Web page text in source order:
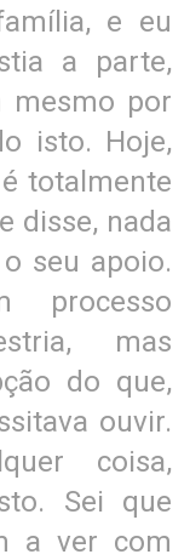
e eu
a parte,
mesmo por
isto. Hoje,
totalmente
disse, nada
seu apoio.
processo
mas
do que,
ouvir.
coisa,
Sei que
a ver com